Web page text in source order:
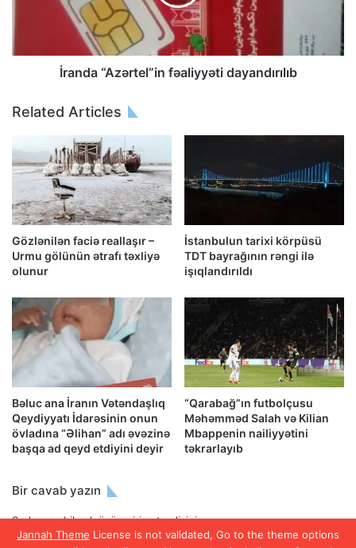
Jannah Theme License is not validated, Go to the theme options
İranda “Azərtel”in fəaliyyəti dayandırılıb
Related Articles
Gözlənilən faciə reallaşır –
Urmu gölünün ətrafı təxliyə
olunur
İstanbulun tarixi körpüsü
TDT bayrağının rəngi ilə
işıqlandırıldı
Bəluc ana İranın Vətəndaşlıq
Qeydiyyatı İdarəsinin onun
övladına “Əlihan” adı əvəzinə
başqa ad qeyd etdiyini deyir
“Qarabağ”ın futbolçusu
Məhəmməd Salah və Kilian
Mbappenin nailiyyətini
təkrarlayıb
Bir cavab yazın
Şərh yaza bilmək üçüngiriş etməlisiniz.